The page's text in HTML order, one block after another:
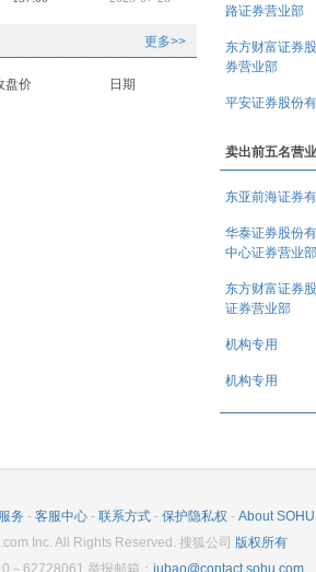
更多>>
盘价
日期
路证券营业部
东方财富证券
券营业部
平安证券股份
卖出前五名营
东亚前海证券
华泰证券股份
中心证券营业部
东方财富证券
证券营业部
机构专用
机构专用
务 - 客服中心 - 联系方式 - 保护隐私权 - About SOHU
Inc. All Rights Reserved. 搜狐公司 版权所有
－62728061 举报邮箱： jubao@contact.sohu.com